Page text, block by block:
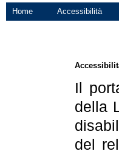
Home Accessibilità
Il
della
del